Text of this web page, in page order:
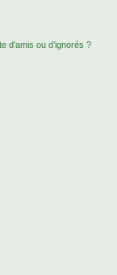
d’amis ou d’ignorés ?